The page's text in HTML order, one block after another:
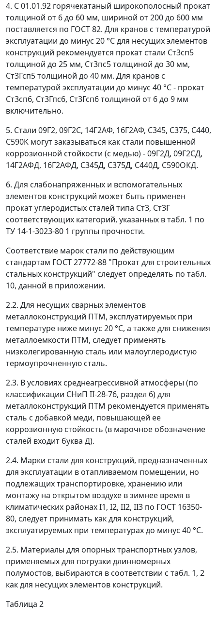
4. С 01.01.92 горячекатаный широкополосный прокат
толщиной от 6 до 60 мм, шириной от 200 до 600 мм
поставляется по ГОСТ 82. Для кранов с температурой
эксплуатации до минус 20 °С для несущих элементов
конструкций рекомендуется прокат стали Ст3сп5
толщиной до 25 мм, Ст3пс5 толщиной до 30 мм,
Ст3Гсп5 толщиной до 40 мм. Для кранов с
температурой эксплуатации до минус 40 °С - прокат
Ст3сп6, Ст3Гпс6, Ст3Гсп6 толщиной от 6 до 9 мм
включительно.
5. Стали 09Г2, 09Г2С, 14Г2АФ, 16Г2АФ, С345, С375, С440,
С590К могут заказываться как стали повышенной
коррозионной стойкости (с медью) - 09Г2Д, 09Г2СД,
14Г2АФД, 16Г2АФД, C345Д, C375Д, С440Д, С590ОКД.
6. Для слабонапряженных и вспомогательных
элементов конструкций может быть применен
прокат углеродистых сталей типа Ст3, Ст3Г
соответствующих категорий, указанных в табл. 1 по
ТУ 14-1-3023-80 1 группы прочности.
Соответствие марок стали по действующим
стандартам ГОСТ 27772-88 "Прокат для строительных
стальных конструкций" следует определять по табл.
10, данной в приложении.
2.2. Для несущих сварных элементов
металлоконструкций ПТМ, эксплуатируемых при
температуре ниже минус 20 °С, а также для снижения
металлоемкости ПТМ, следует применять
низколегированную сталь или малоуглеродистую
термоупрочненную сталь.
2.3. В условиях среднеагрессивной атмосферы (по
классификации СНиП II-28-76, раздел 6) для
металлоконструкций ПТМ рекомендуется применять
сталь с добавкой меди, повышающей ее
коррозионную стойкость (в марочное обозначение
сталей входит буква Д).
2.4. Марки стали для конструкций, предназначенных
для эксплуатации в отапливаемом помещении, но
подлежащих транспортировке, хранению или
монтажу на открытом воздухе в зимнее время в
климатических районах I1, I2, II2, II3 по ГОСТ 16350-
80, следует принимать как для конструкций,
эксплуатируемых при температурах до минус 40 °С.
2.5. Материалы для опорных транспортных узлов,
применяемых для погрузки длинномерных
полумостов, выбираются в соответствии с табл. 1, 2
как для несущих элементов конструкций.
Таблица 2